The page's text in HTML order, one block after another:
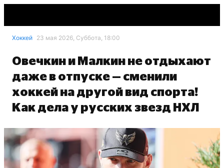
Хоккей 23 мая 2026, Суббота, 18:00
Овечкин и Малкин не отдыхают
даже в отпуске — сменили
хоккей на другой вид спорта!
Как дела у русских звезд НХЛ